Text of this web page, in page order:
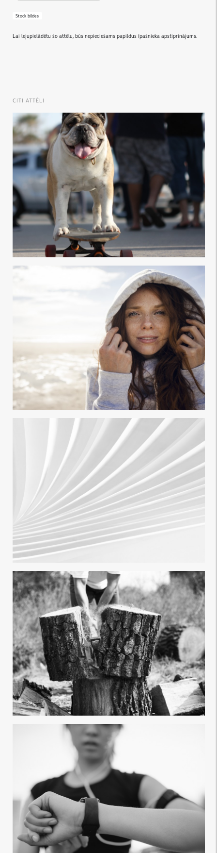
Stock bildes
Lai lejupielādētu šo attēlu, būs nepieciešams papildus īpašnieka apstiprinājums.
CITI ATTĒLI